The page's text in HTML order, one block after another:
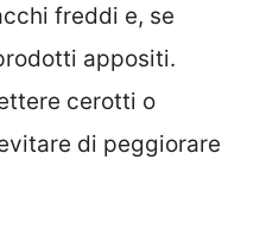
freddi e, se
appositi.
cerotti o
di peggiorare